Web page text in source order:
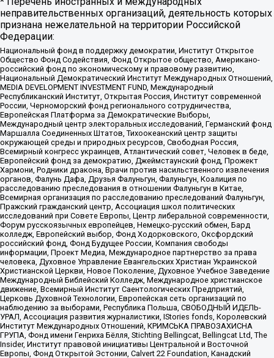
неправительственных организаций, деятельность которых
признана нежелательной на территории Российской
Федерации:
Национальный фонд в поддержку демократии, Институт Открытое
Общество Фонд Содействия, Фонд Открытое общество, Американо-
российский фонд по экономическому и правовому развитию,
Национальный Демократический Институт Международных Отношений,
MEDIA DEVELOPMENT INVESTMENT FUND, Международный
Республиканский Институт, Открытая Россия, Институт современной
России, Черноморский фонд регионального сотрудничества,
Европейская Платформа за Демократические Выборы,
Международный центр электоральных исследований, Германский фонд
Маршалла Соединенных Штатов, Тихоокеанский центр защиты
окружающей среды и природных ресурсов, Свободная Россия,
Всемирный конгресс украинцев, Атлантический совет, Человек в беде,
Европейский фонд за демократию, Джеймстаунский фонд, Прожект
Хармони, Родники дракона, Врачи против насильственного извлечения
органов, Фалунь Дафа, Друзья Фалуньгун, Фалуньгун, Коалиция по
расследованию преследования в отношении Фалуньгун в Китае,
Всемирная организация по расследованию преследований Фалуньгун,
Пражский гражданский центр, Ассоциация школ политических
исследований при Совете Европы, Центр либеральной современности,
Форум русскоязычных европейцев, Немецко-русский обмен, Бард
колледж, Европейский выбор, Фонд Ходорковского, Оксфордский
российский фонд, Фонд Будущее России, Компания свободы
информации, Проект Медиа, Международное партнерство за права
человека, Духовное Управление Евангельских Христиан Украинской
Христианской Церкви, Новое Поколение, Духовное Учебное Заведение
Международный Библейский Колледж, Международное христианское
движение, Всемирный Институт Саентологических Предприятий,
Церковь Духовной Технологии, Европейская сеть организаций по
наблюдению за выборами, Республика Польша, СВОБОДНЫЙ ИДЕЛЬ-
УРАЛ, Ассоциация развития журналистики, IStories fonds, Королевский
Институт Международных Отношений, КРИМСЬКА ПРАВОЗАХИСНА
ГРУПА, Фонд имени Генриха Бёлля, Stichting Bellingcat, Bellingcat Ltd, The
Insider, Институт правовой инициативы Центральной и Восточной
Европы, Фонд Открытой Эстонии, Calvert 22 Foundation, Канадский